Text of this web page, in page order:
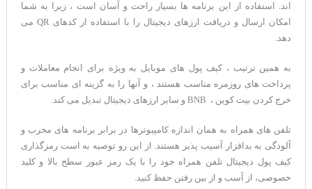
اند. استفاده از این برنامه ها بسیار راحت و آسان است ، زیرا به شما
امکان ارسال و دریافت ارزهای دیجیتال را با استفاده از کدهای QR می
دهد.
به همین ترتیب ، کیف پول های موبایل به ویژه برای انجام معاملات و
پرداخت های روزمره مناسب هستند ، و آنها را به گزینه ای مناسب برای
خرج کردن بیت کوین ، BNB و سایر ارزهای دیجیتال تبدیل می کند.
تلفن های همراه به همان اندازه کامپیوترها در برابر برنامه های مخرب و
آلودگی به بدافزار آسیب پذیر هستند. از این رو توصیه به است رمزگذاری
کیف پول دیجیتال تلفن همراه خود را با یک رمز عبور سطح بالا و کلید
خصوصی، از آسب و از بین رفتن حفظ کنید.